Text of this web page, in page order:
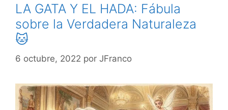
LA GATA Y EL HADA: Fábula
sobre la Verdadera Naturaleza
🐱
6 octubre, 2022 por JFranco